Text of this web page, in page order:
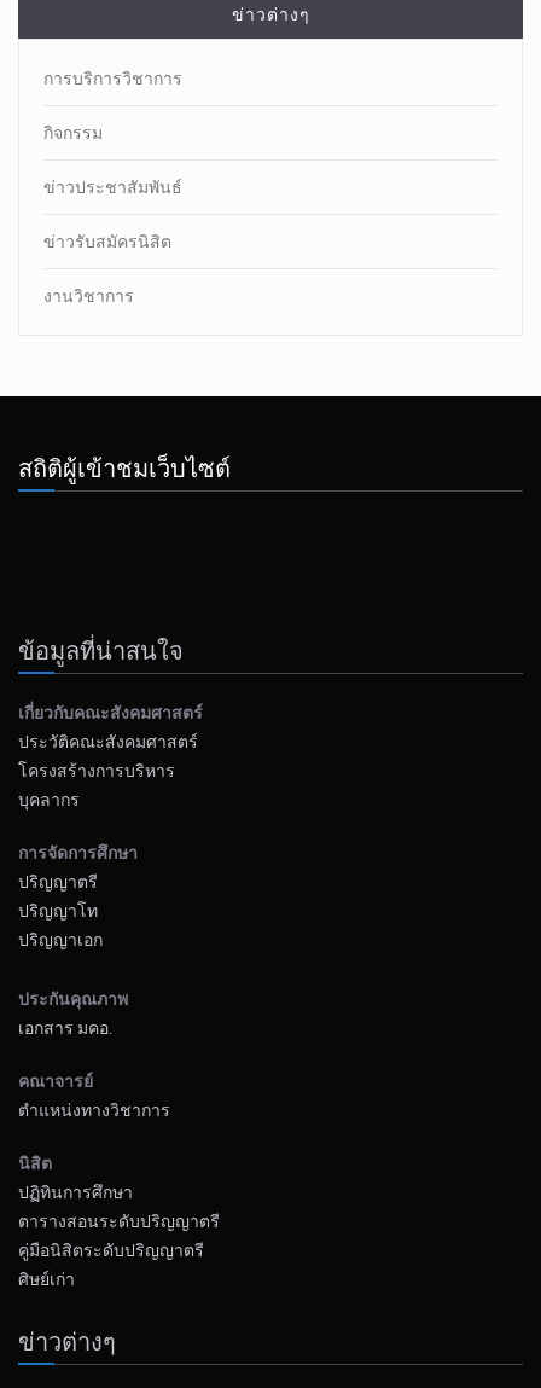
ข่าวต่างๆ
การบริการวิชาการ
กิจกรรม
ข่าวประชาสัมพันธ์
ข่าวรับสมัครนิสิต
งานวิชาการ
สถิติผู้เข้าชมเว็บไซต์
ข้อมูลที่น่าสนใจ
เกี่ยวกับคณะสังคมศาสตร์
ประวัติคณะสังคมศาสตร์
โครงสร้างการบริหาร
บุคลากร
การจัดการศึกษา
ปริญญาตรี
ปริญญาโท
ปริญญาเอก
ประกันคุณภาพ
เอกสาร มคอ.
คณาจารย์
ตำแหน่งทางวิชาการ
นิสิต
ปฏิทินการศึกษา
ตารางสอนระดับปริญญาตรี
คู่มือนิสิตระดับปริญญาตรี
ศิษย์เก่า
ข่าวต่างๆ